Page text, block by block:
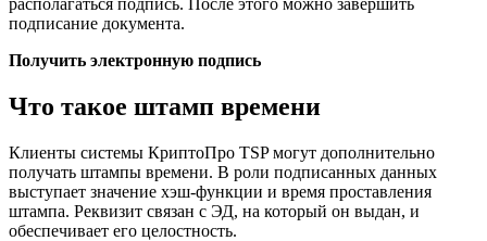
располагаться подпись. После этого можно завершить
подписание документа.
Получить электронную подпись
Что такое штамп времени
Клиенты системы КриптоПро TSP могут дополнительно
получать штампы времени. В роли подписанных данных
выступает значение хэш-функции и время проставления
штампа. Реквизит связан с ЭД, на который он выдан, и
обеспечивает его целостность.